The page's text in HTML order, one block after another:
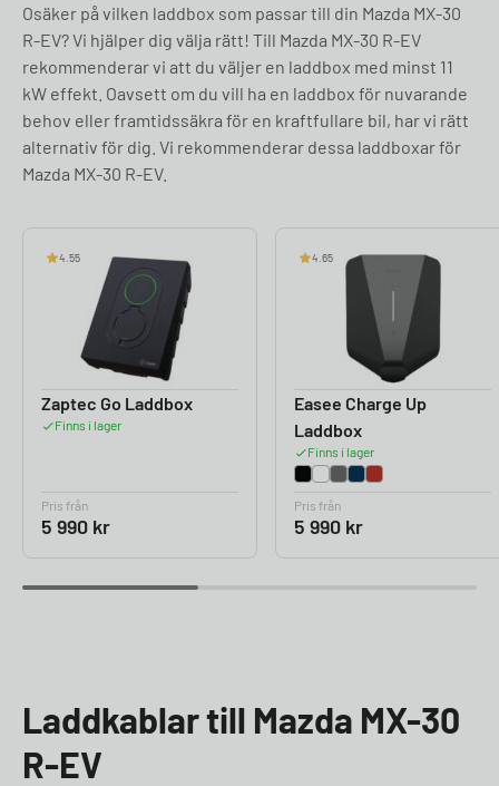
Osäker på vilken laddbox som passar till din Mazda MX-30
R-EV? Vi hjälper dig välja rätt! Till Mazda MX-30 R-EV
rekommenderar vi att du väljer en laddbox med minst 11
kW effekt. Oavsett om du vill ha en laddbox för nuvarande
behov eller framtidssäkra för en kraftfullare bil, har vi rätt
alternativ för dig. Vi rekommenderar dessa laddboxar för
Mazda MX-30 R-EV.
4.55
Zaptec Go Laddbox
Finns i lager
Pris från
5 990 kr
4.65
Easee Charge Up
Laddbox
Finns i lager
Pris från
5 990 kr
Laddkablar till Mazda MX-30
R-EV